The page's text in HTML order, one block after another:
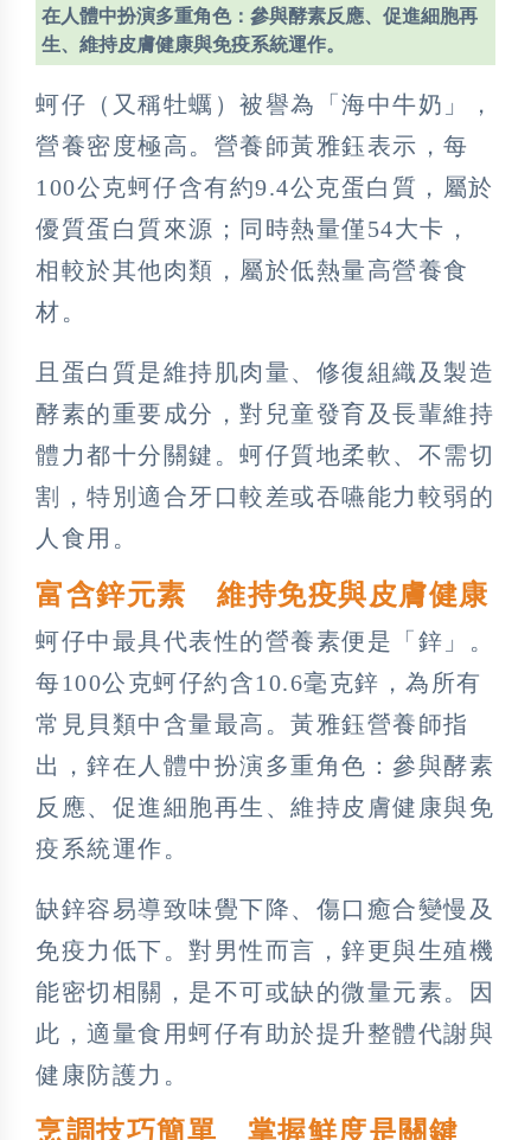
在人體中扮演多重角色：參與酵素反應、促進細胞再
生、維持皮膚健康與免疫系統運作。
蚵仔（又稱牡蠣）被譽為「海中牛奶」，
營養密度極高。營養師黃雅鈺表示，每
100公克蚵仔含有約9.4公克蛋白質，屬於
優質蛋白質來源；同時熱量僅54大卡，
相較於其他肉類，屬於低熱量高營養食
材。
且蛋白質是維持肌肉量、修復組織及製造
酵素的重要成分，對兒童發育及長輩維持
體力都十分關鍵。蚵仔質地柔軟、不需切
割，特別適合牙口較差或吞嚥能力較弱的
人食用。
富含鋅元素 維持免疫與皮膚健康
蚵仔中最具代表性的營養素便是「鋅」。
每100公克蚵仔約含10.6毫克鋅，為所有
常見貝類中含量最高。黃雅鈺營養師指
出，鋅在人體中扮演多重角色：參與酵素
反應、促進細胞再生、維持皮膚健康與免
疫系統運作。
缺鋅容易導致味覺下降、傷口癒合變慢及
免疫力低下。對男性而言，鋅更與生殖機
能密切相關，是不可或缺的微量元素。因
此，適量食用蚵仔有助於提升整體代謝與
健康防護力。
烹調技巧簡單 掌握鮮度是關鍵